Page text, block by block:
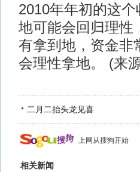
2010年年初的这
地可能会回归理性
有拿到地，资金非
会理性拿地。 (来
二月二抬头龙见喜
上网从搜狗开始
相关新闻